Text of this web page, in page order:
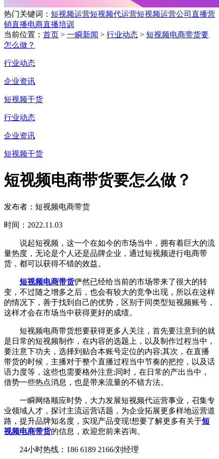
热门关键词： 短视频运营短视频代运营短视频运营公司 直播营
销直播电商直播培训
当前位置： 首页 > 一瞬新闻 > 行业动态 > 短视频电商带货要
怎么做？
行业动态
企业资讯
短视频干货
行业动态
企业资讯
短视频干货
短视频电商带货要怎么做？
发布者：短视频电商带货
时间：2022.11.03
说起短视频，这一个在如今的市场当中，拥有着巨大的流
量热度，无论是个人还是品牌企业，通过短视频进行电商带
货，都可以获得不错的效益。
短视频电商带货俨然已经给当前的市场带来了很大的转
变，不过随之增多之后，也会有较大的竞争出现，所以在这样
的情况下，善于找到自己的优势，区别于同类型短视频账号，
这样才会在市场当中获得更好的成绩。
短视频电商带货想要获得更多人关注，首先要注意到的就
是日常的短视频制作，在内容的选题上，以及制作过程当中，
要注意下功夫，选择到贴合本账号定位的内容;其次，在直播
带货的时候，主播对于整个直播过程当中节奏的把控，以及话
语力度等，这些也需要格外注意;同时，在日常的产出当中，
借势一些热点消息，也是带来流量的不错方法。
一瞬网络顺应时势，大力发展短视频代运营事业，召集专
业领域人才，探讨主流运营话题，为企业拓展更多样地运营道
路，提升品牌知名度，实现产品变现!想要了解更多有关于短
视频电商带货的信息，欢迎您前来咨询。
24小时热线：186 6189 2166/刘经理